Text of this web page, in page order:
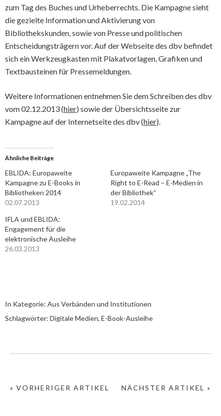
zum Tag des Buches und Urheberrechts. Die Kampagne sieht
die gezielte Information und Aktivierung von
Bibliothekskunden, sowie von Presse und politischen
Entscheidungsträgern vor. Auf der Webseite des dbv befindet
sich ein Werkzeugkasten mit Plakatvorlagen, Grafiken und
Textbausteinen für Pressemeldungen.
Weitere Informationen entnehmen Sie dem Schreiben des dbv
vom 02.12.2013 (hier) sowie der Übersichtsseite zur
Kampagne auf der Internetseite des dbv (hier).
Ähnliche Beiträge
EBLIDA: Europaweite
Kampagne zu E-Books in
Bibliotheken 2014
02.07.2013
Europaweite Kampagne „The
Right to E-Read – E-Medien in
der Bibliothek“
19.02.2014
IFLA und EBLIDA:
Engagement für die
elektronische Ausleihe
26.03.2013
In Kategorie: Aus Verbänden und Institutionen
Schlagwörter: Digitale Medien, E-Book-Ausleihe
NÄCHSTER ARTIKEL »
« VORHERIGER ARTIKEL